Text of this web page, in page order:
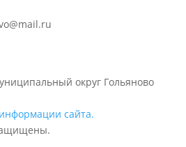
округ Гольяново
сайта.